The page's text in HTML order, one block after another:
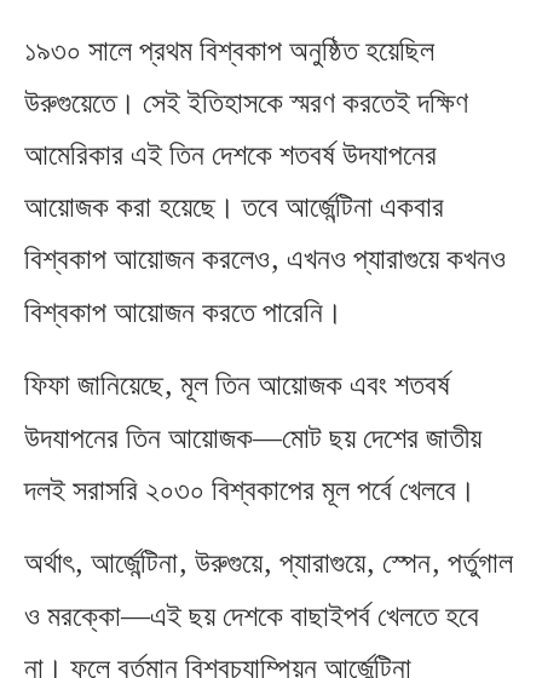
১৯৩০ সালে প্রথম বিশ্বকাপ অনুষ্ঠিত হয়েছিল
উরুগুয়েতে। সেই ইতিহাসকে স্মরণ করতেই দক্ষিণ
আমেরিকার এই তিন দেশকে শতবর্ষ উদযাপনের
আয়োজক করা হয়েছে। তবে আর্জেন্টিনা একবার
বিশ্বকাপ আয়োজন করলেও, এখনও প্যারাগুয়ে কখনও
বিশ্বকাপ আয়োজন করতে পারেনি।
ফিফা জানিয়েছে, মূল তিন আয়োজক এবং শতবর্ষ
উদযাপনের তিন আয়োজক—মোট ছয় দেশের জাতীয়
দলই সরাসরি ২০৩০ বিশ্বকাপের মূল পর্বে খেলবে।
অর্থাৎ, আর্জেন্টিনা, উরুগুয়ে, প্যারাগুয়ে, স্পেন, পর্তুগাল
ও মরক্কো—এই ছয় দেশকে বাছাইপর্ব খেলতে হবে
না। ফলে বর্তমান বিশ্বচ্যাম্পিয়ন আর্জেন্টিনা